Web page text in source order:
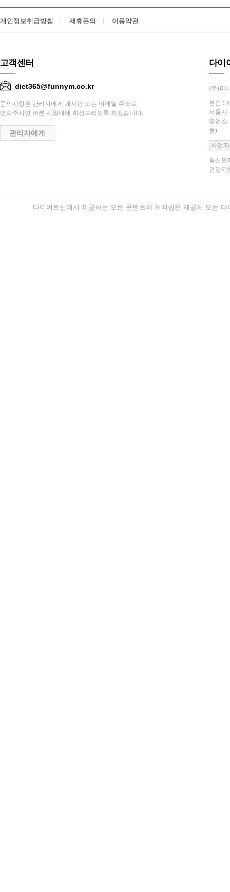
개인정보취급방침 제휴문의 이용약관
고객센터
diet365@funnym.co.kr
문의사항은 관리자에게 게시판 또는 이메일 주소로
연락주시면 빠른 시일내에 회신드리도록 하겠습니다.
관리자에게
다이
(주)퍼
본점 :
서울시
영업소
동)
사업
통신판
건강기
다이어트신에서 제공하는 모든 콘텐츠의 저작권은 제공처 또는